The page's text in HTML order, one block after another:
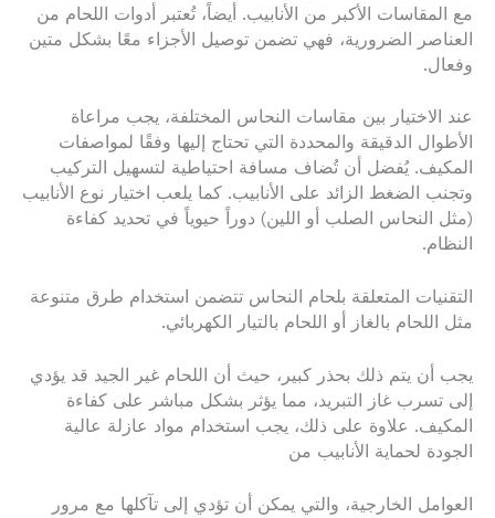
مع المقاسات الأكبر من الأنابيب. أيضاً، تُعتبر أدوات اللحام من
العناصر الضرورية، فهي تضمن توصيل الأجزاء معًا بشكل متين
وفعال.
عند الاختيار بين مقاسات النحاس المختلفة، يجب مراعاة
الأطوال الدقيقة والمحددة التي تحتاج إليها وفقًا لمواصفات
المكيف. يُفضل أن تُضاف مسافة احتياطية لتسهيل التركيب
وتجنب الضغط الزائد على الأنابيب. كما يلعب اختيار نوع الأنابيب
(مثل النحاس الصلب أو اللين) دوراً حيوياً في تحديد كفاءة
النظام.
التقنيات المتعلقة بلحام النحاس تتضمن استخدام طرق متنوعة
مثل اللحام بالغاز أو اللحام بالتيار الكهربائي.
يجب أن يتم ذلك بحذر كبير، حيث أن اللحام غير الجيد قد يؤدي
إلى تسرب غاز التبريد، مما يؤثر بشكل مباشر على كفاءة
المكيف. علاوة على ذلك، يجب استخدام مواد عازلة عالية
الجودة لحماية الأنابيب من
العوامل الخارجية، والتي يمكن أن تؤدي إلى تآكلها مع مرور